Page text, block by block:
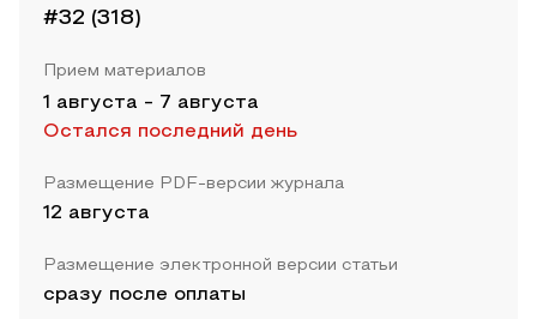
#32 (318)
Прием материалов
1 августа - 7 августа
Остался последний день
Размещение PDF-версии журнала
12 августа
Размещение электронной версии статьи
сразу после оплаты